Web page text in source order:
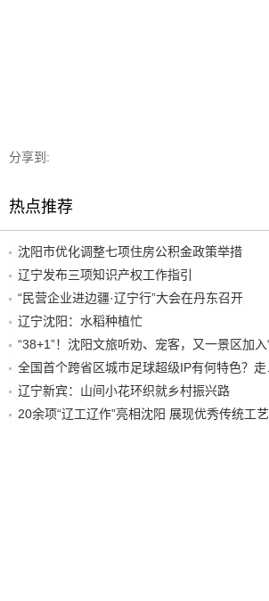
分享到:
热点推荐
沈阳市优化调整七项住房公积金政策举措
辽宁发布三项知识产权工作指引
“民营企业进边疆·辽宁行”大会在丹东召开
辽宁沈阳：水稻种植忙
辽宁新宾：山间小花环织就乡村振兴路
20余项“辽工辽作”亮相沈阳 展现优秀传统工艺